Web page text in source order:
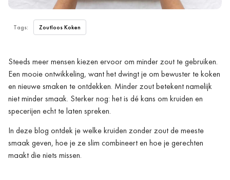
Tags: Zoutloos Koken
Steeds meer mensen kiezen ervoor om minder zout te gebruiken.
Een mooie ontwikkeling, want het dwingt je om bewuster te koken
en nieuwe smaken te ontdekken. Minder zout betekent namelijk
niet minder smaak. Sterker nog: het is dé kans om kruiden en
specerijen echt te laten spreken.
In deze blog ontdek je welke kruiden zonder zout de meeste
smaak geven, hoe je ze slim combineert en hoe je gerechten
maakt die niets missen.